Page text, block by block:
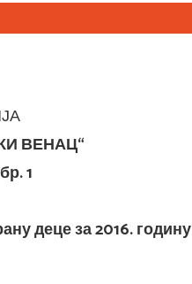
ВЕНАЦ“
1
деце за 2016. годину